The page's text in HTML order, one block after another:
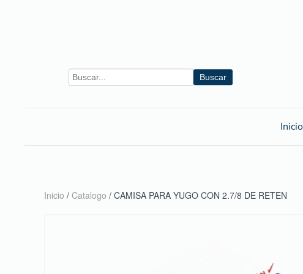
Buscar
Inicio
Inicio / Catalogo / CAMISA PARA YUGO CON 2.7/8 DE RETEN